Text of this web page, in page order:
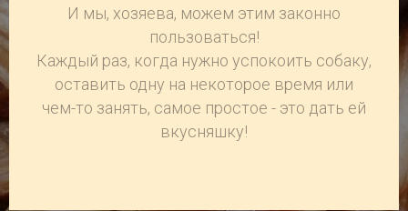
И мы, хозяева, можем этим законно
пользоваться!
Каждый раз, когда нужно успокоить собаку,
оставить одну на некоторое время или
чем-то занять, самое простое - это дать ей
вкусняшку!